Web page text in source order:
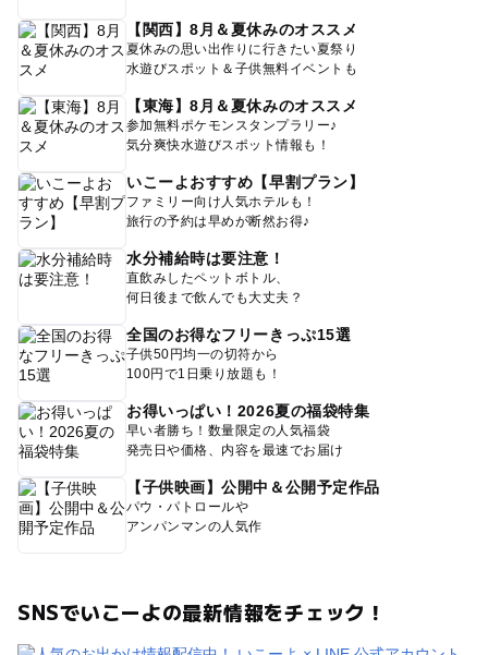
【関西】8月＆夏休みのオススメ
夏休みの思い出作りに行きたい夏祭り
水遊びスポット＆子供無料イベントも
【東海】8月＆夏休みのオススメ
参加無料ポケモンスタンプラリー♪
気分爽快水遊びスポット情報も！
いこーよおすすめ【早割プラン】
ファミリー向け人気ホテルも！
旅行の予約は早めが断然お得♪
水分補給時は要注意！
直飲みしたペットボトル、
何日後まで飲んでも大丈夫？
全国のお得なフリーきっぷ15選
子供50円均一の切符から
100円で1日乗り放題も！
お得いっぱい！2026夏の福袋特集
早い者勝ち！数量限定の人気福袋
発売日や価格、内容を最速でお届け
【子供映画】公開中＆公開予定作品
パウ・パトロールや
アンパンマンの人気作
SNSでいこーよの最新情報をチェック！